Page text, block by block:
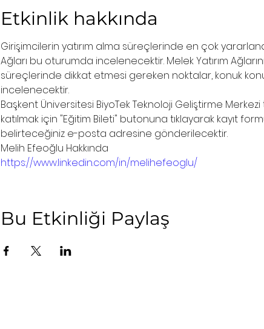
Etkinlik hakkında
Girişimcilerin yatırım alma süreçlerinde en çok
Ağları bu oturumda incelenecektir. Melek Yatırım
süreçlerinde dikkat etmesi gereken noktalar, konuk
incelenecektir.
Başkent Üniversitesi BiyoTek Teknoloji Geliştirme
katılmak için "Eğitim Bileti" butonuna tıklayarak kayıt
belirteceğiniz e-posta adresine gönderilecektir.
Melih Efeoğlu Hakkında
https://www.linkedin.com/in/melihefeoglu/
Bu Etkinliği Paylaş